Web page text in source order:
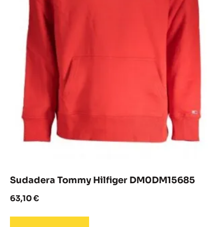
Sudadera Tommy Hilfiger DM0DM15685
63,10€